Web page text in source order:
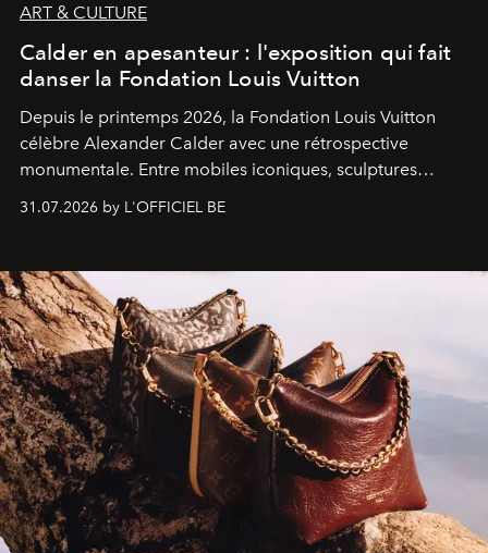
ART & CULTURE
Calder en apesanteur : l'exposition qui fait
danser la Fondation Louis Vuitton
Depuis le printemps 2026, la Fondation Louis Vuitton
célèbre Alexander Calder avec une rétrospective
monumentale. Entre mobiles iconiques, sculptures
monumentales et poésie du mouvement, l'artiste
américain investit les espaces imaginés par Frank Gehry
sculpture.
31.07.2026 by L'OFFICIEL BE